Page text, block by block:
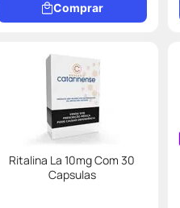
Comprar
Ritalina La 10mg Com 30
Capsulas